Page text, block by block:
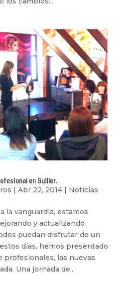
en Guiller.
| Abr 22, 2014| Noticias
la vanguardia, estamos
y actualizando
puedan disfrutar de un
días, hemos presentado
profesionales, las nuevas
Una jornada de...